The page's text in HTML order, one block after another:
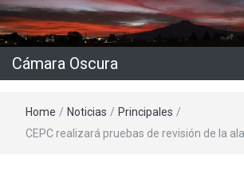
Cámara Oscura
Home / Noticias / Principales /
CEPC realizará pruebas de revisión de la